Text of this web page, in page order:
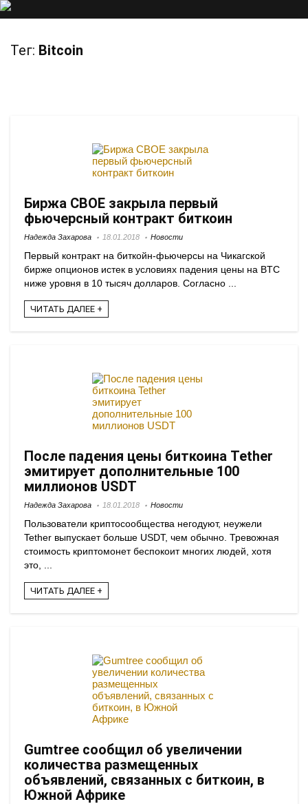
Тег: Bitcoin
Биржа CBOE закрыла первый
фьючерсный контракт биткоин
Надежда Захарова 18.01.2018 Новости
Первый контракт на биткойн-фьючерсы на Чикагской
бирже опционов истек в условиях падения цены на BTC
ниже уровня в 10 тысяч долларов. Согласно ...
ЧИТАТЬ ДАЛЕЕ +
После падения цены биткоина Tether
эмитирует дополнительные 100
миллионов USDT
Надежда Захарова 18.01.2018 Новости
Пользователи криптосообщества негодуют, неужели
Tether выпускает больше USDT, чем обычно. Тревожная
стоимость криптомонет беспокоит многих людей, хотя
это, ...
ЧИТАТЬ ДАЛЕЕ +
Gumtree сообщил об увеличении
количества размещенных
объявлений, связанных с биткоин, в
Южной Африке